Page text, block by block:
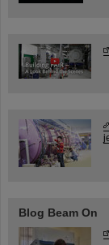
Blog Beam On